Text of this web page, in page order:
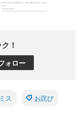
！
ォロー
ス お詫び